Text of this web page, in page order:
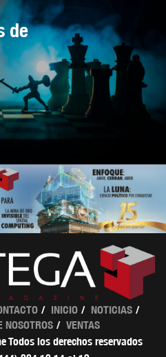
de
INICIO
NOTICIAS
NOSOTROS
VENTAS
Todos los derechos reservados